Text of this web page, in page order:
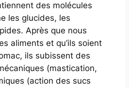
des molécules
les glucides, les
Après que nous
aliments et qu’ils soient
ils subissent des
(mastication,
(action des sucs